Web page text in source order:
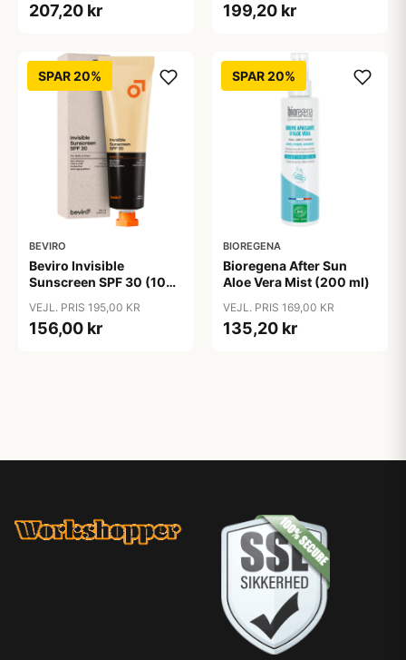
207,20 kr 199,20 kr
SPAR 20%
BEVIRO
Beviro Invisible
Sunscreen SPF 30 (100
VEJL. PRIS 195,00 KR
156,00 kr
SPAR 20%
BIOREGENA
Bioregena After Sun
Aloe Vera Mist (200 ml)
VEJL. PRIS 169,00 KR
135,20 kr